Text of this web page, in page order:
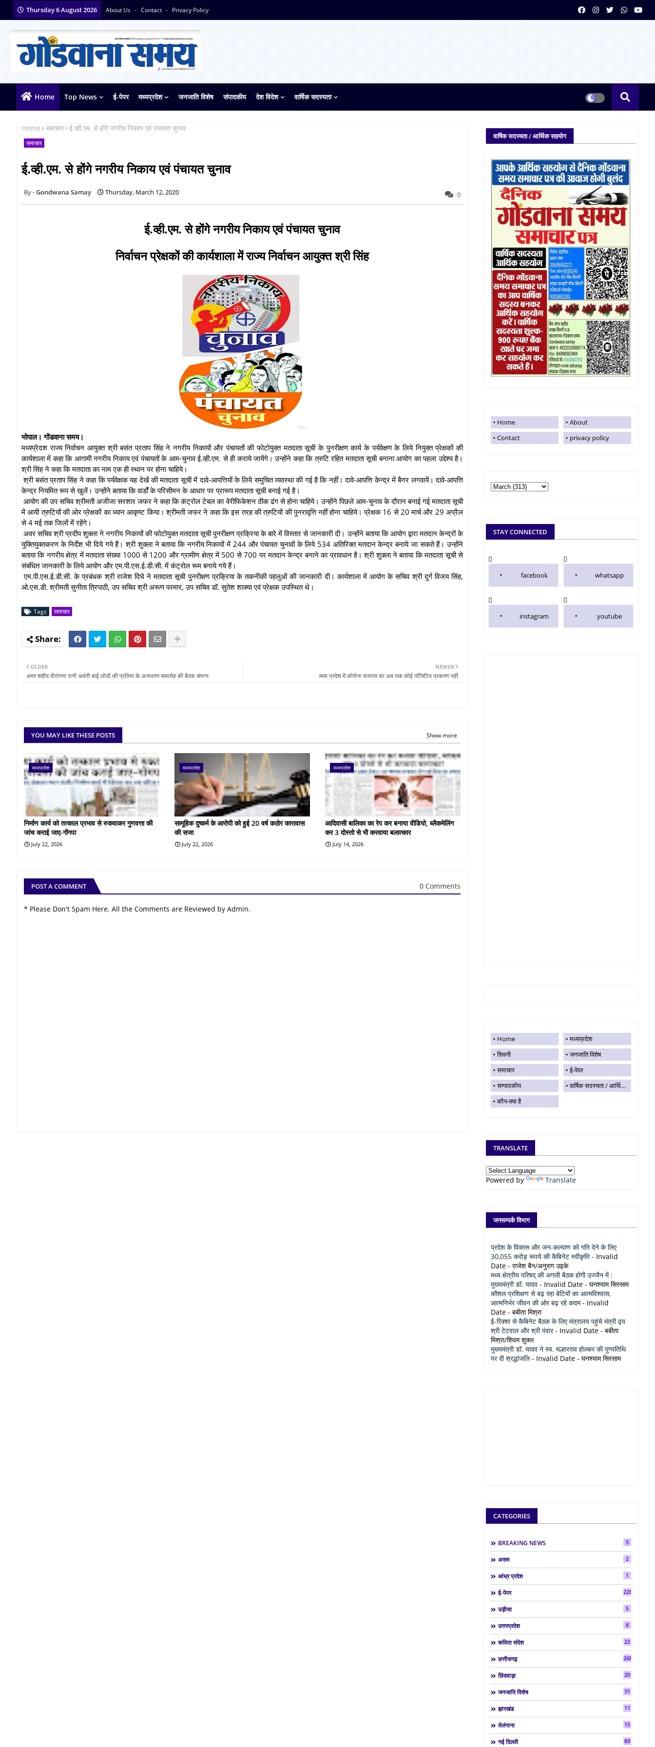
Thursday 6 August 2026 About Us Contact Privacy Policy
Home Top News ई-पेपर मध्यप्रदेश जनजाति विशेष संपादकीय देश विदेश वार्षिक सदस्यता
Home समाचार ई.व्ही.एम. से होंगे नगरीय निकाय एवं पंचायत चुनाव
समाचार
ई.व्ही.एम. से होंगे नगरीय निकाय एवं पंचायत चुनाव
Gondwana Samay Thursday, March 12, 2020 0
ई.व्ही.एम. से होंगे नगरीय निकाय एवं पंचायत चुनाव
निर्वाचन प्रेक्षकों की कार्यशाला में राज्य निर्वाचन आयुक्त श्री सिंह
भोपाल। गोंडवाना समय।
मध्यप्रेदश राज्य निर्वाचन आयुक्त श्री बसंत प्रताप सिंह ने नगरीय निकायों और पंचायतों की फोटोयुक्त मतदाता सूची के पुनरीक्षण कार्य के पर्यवेक्षण के लिये नियुक्त प्रेक्षकों की
कार्यशाला में कहा कि आगामी नगरीय निकाय एवं पंचायतों के आम-चुनाव ई.व्ही.एम. से ही कराये जायेंगे। उन्होंने कहा कि त्रुटि रहित मतदाता सूची बनाना आयोग का पहला उद्देश्य है।
श्री सिंह ने कहा कि मतदाता का नाम एक ही स्थान पर होना चाहिये।
श्री बसंत प्रताप सिंह ने कहा कि पर्यवेक्षक यह देखें की मतदाता सूची में दावे-आपत्तियों के लिये समुचित व्यवस्था की गई है कि नहीं। दावे-आपत्ति केन्द्र में बैनर लगवायें। दावे-आपत्ति
केन्द्र नियमित रूप से खुलें। उन्होंने बताया कि वार्डों के परिसीमन के आधार पर प्रारूप मतदाता सूची बनाई गई है।
आयोग की उप सचिव श्रीमती अजीजा सरशार जफर ने कहा कि कंट्रोल टेबल का वेरीफिकेशन ठीक ढंग से होना चाहिये। उन्होंने पिछले आम-चुनाव के दौरान बनाई गई मतदाता सूची
में आयी त्रुटियों की ओर प्रेक्षकों का ध्यान आकृष्ट किया। श्रीमती जफर ने कहा कि इस तरह की त्रुटियों की पुनरावृत्ति नहीं होना चाहिये। प्रेक्षक 16 से 20 मार्च और 29 अप्रैल
से 4 मई तक जिलों में रहेंगे।
अवर सचिव श्री प्रदीप शुक्ला ने नगरीय निकायों की फोटोयुक्त मतदाता सूची पुनरीक्षण प्रक्रिया के बारे में विस्तार से जानकारी दी। उन्होंने बताया कि आयोग द्वारा मतदान केन्द्रों के
युक्तियुक्तकरण के निर्देश भी दिये गये हैं। श्री शुक्ला ने बताया कि नगरीय निकायों में 244 और पंचायत चुनावों के लिये 534 अतिरिक्त मतदान केन्द्र बनाये जा सकते हैं। उन्होंने
बताया कि नगरीय क्षेत्र में मतदाता संख्या 1000 से 1200 और ग्रामीण क्षेत्र में 500 से 700 पर मतदान केन्द्र बनाने का प्रावधान है। श्री शुक्ला ने बताया कि मतदाता सूची से
संबंधित जानकारी के लिये आयोग और एम.पी.एस.ई.डी.सी. में कंट्रोल रूम बनाये गये हैं।
एम.पी.एस.ई.डी.सी. के प्रबंधक श्री राजेश दिघे ने मतदाता सूची पुनरीक्षण प्रक्रिया के तकनीकी पहलुओं की जानकारी दी। कार्यशाला में आयोग के सचिव श्री दुर्ग विजय सिंह,
ओ.एस.डी. श्रीमती सुनीता त्रिपाठी, उप सचिव श्री अरूण परमार, उप सचिव डॉ. सुतेश शाक्या एवं प्रेक्षक उपस्थित थे।
Tags समाचार
NEWER
मध्य प्रदेश में कोरोना वायरस का अब तक कोई पॉजिटिव प्रकरण नहीं
OLDER
अमर शहीद वीरांगना रानी अवंती बाई लोधी की प्रतिमा के अनावरण समारोह की बैठक संपन्न
YOU MAY LIKE THESE POSTS Show more
मध्यप्रदेश
निर्माण कार्य को तत्काल प्रभाव से रुकवाकर गुणवत्ता की
जांच कराई जाए-गोंगपा
July 22, 2026
मध्यप्रदेश
सामूहिक दुष्कर्म के आरोपी को हुई 20 वर्ष कठोर कारावास
की सजा
July 22, 2026
मध्यप्रदेश
आदिवासी बालिका का रेप कर बनाया वीडियो, ब्लैकमेलिंग
कर 3 दोस्तो से भी करवाया बलात्कार
July 14, 2026
POST A COMMENT 0 Comments
* Please Don't Spam Here. All the Comments are Reviewed by Admin.
वार्षिक सदस्यता / आर्थिक सहयोग
Home
About
Contact
privacy policy
STAY CONNECTED
facebook whatsapp
instagram youtube
Home
मध्यप्रदेश
सिवनी
जनजाति विशेष
समाचार
ई-पेपर
सम्पादकीय
वार्षिक सदस्यता / आर्थिक सहयोग
कौन-क्या है
TRANSLATE
Powered by Translate
जनसम्पर्क विभाग
प्रदेश के विकास और जन-कल्याण को गति देने के लिए
30,055 करोड़ रूपये की कैबिनेट स्वीकृति - Invalid
Date - राजेश बैन/अनुराग उइके
मध्य क्षेत्रीय परिषद् की अगली बैठक होगी उज्जैन में :
मुख्यमंत्री डॉ. यादव - Invalid Date - घनश्याम सिरसाम
कौशल प्रशिक्षण से बढ़ रहा बेटियों का आत्मविश्वास,
आत्मनिर्भर जीवन की ओर बढ़ रहे कदम- Invalid
Date - बबीता मिश्रा
ई-रिक्शा से कैबिनेट बैठक के लिए मंत्रालय पहुंचे मंत्री द्वय
श्री टेटवाल और श्री पंवार- Invalid Date - बबीता
मिश्रा/शिवम शुक्ल
मुख्यमंत्री डॉ. यादव ने स्व. मल्हारराव होल्कर की पुण्यतिथि
पर दी श्रद्धांजलि- Invalid Date - घनश्याम सिरसाम
CATEGORIES
BREAKING NEWS 5
असम 2
आंध्र प्रदेश 1
ई-पेपर 2286
उड़ीसा 5
उत्तरप्रदेश 8
कविता संदेश 22
छत्तीसगढ़ 268
छिंदवाड़ा 20
जनजाति विशेष 31
झारखंड 11
तेलंगाना 15
नई दिल्ली 89